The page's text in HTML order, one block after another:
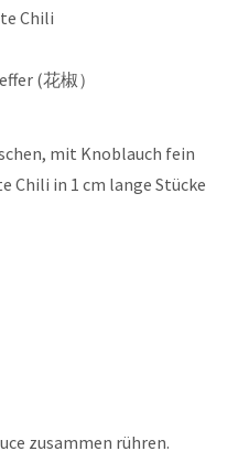
Chili
(花椒）
mit Knoblauch fein
Chili in 1 cm lange Stücke
zusammen rühren.